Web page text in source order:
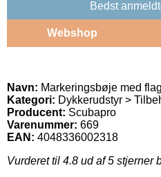
Bedst
Webshop
Navn: Markeringsbøje med flag
Kategori: Dykkerudstyr >
Producent: Scubapro
Varenummer: 669
EAN: 4048336002318
Vurderet til 4.8 ud af 5 stjerner